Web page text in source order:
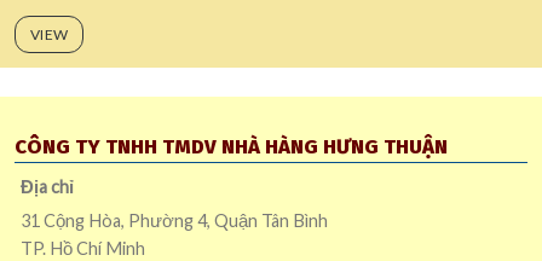
VIEW
CÔNG TY TNHH TMDV NHÀ HÀNG HƯNG THUẬN
Địa chỉ
31 Cộng Hòa, Phường 4, Quận Tân Bình
TP. Hồ Chí Minh